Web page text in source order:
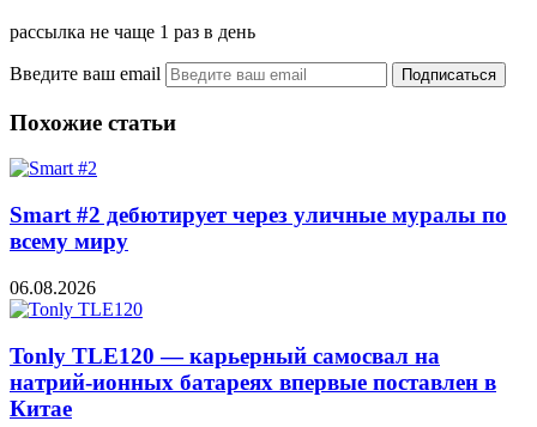
рассылка не чаще 1 раз в день
Введите ваш email
Похожие статьи
Smart #2 дебютирует через уличные муралы по
всему миру
06.08.2026
Tonly TLE120 — карьерный самосвал на
натрий-ионных батареях впервые поставлен в
Китае